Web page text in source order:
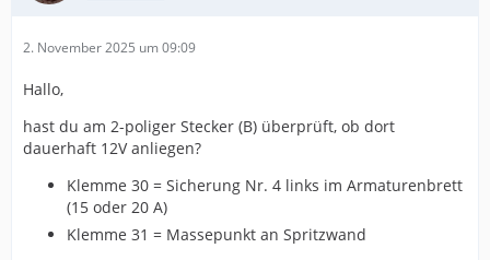
2. November 2025 um 09:09
Hallo,
hast du am 2-poliger Stecker (B) überprüft, ob dort
dauerhaft 12V anliegen?
Klemme 30 = Sicherung Nr. 4 links im Armaturenbrett
(15 oder 20 A)
Klemme 31 = Massepunkt an Spritzwand